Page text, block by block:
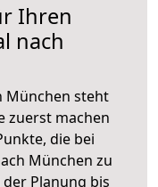
Ihren
nach
München steht
zuerst machen
die bei
München zu
Planung bis